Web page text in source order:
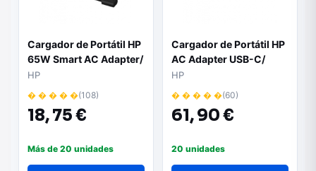
Cargador de Portátil HP
65W Smart AC Adapter/
65W/ Automático/
Voltaje 18.5V
HP
� � � � �(108)
18,75 €
Más de 20 unidades
Cargador de Portátil HP
AC Adapter USB-C/
110W/ Automático/
Voltaje 20V
HP
� � � � �(60)
61,90 €
20 unidades